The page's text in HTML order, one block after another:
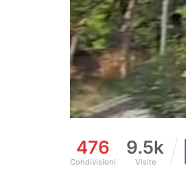
476
Condivisioni
9.5k
Visite